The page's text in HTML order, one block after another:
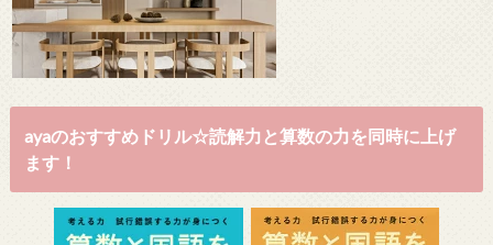
ayaのおすすめドリル☆読解力と算数の力を同時に上げ
ます！